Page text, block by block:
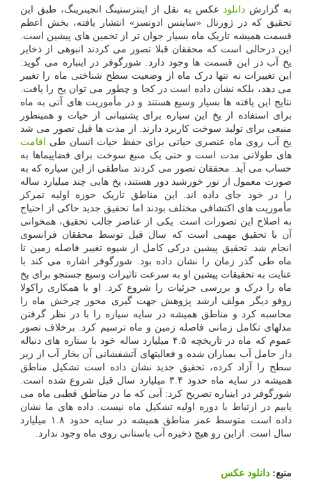
به گزارش دانلود عکس به نقل از اینترستینگ انجینرینگ، طبق این
تحقیق که در ژورنال «ساینس ادونسز» انتشار یافته، بخش اعظم
قسمت همیشه تاریک ماه بسیار جوان تر از تخمین های پیشین است.
این درحالی است که محققان قبلا تصور می کردند انبوهی از ذخایر
یخ آب در این قسمت ها وجود دارد. شورگوفر در اینباره می گوید:
این تغییرات نه تنها درک ماه از وضعیت سطح شناختی ماه را تغییر
می دهد، بلکه نشان داده است در کجا و چطور می توان یخ را یافت.
نتایج این یافته ها بسیار وسیع هستند و در مأموریت های آتی به ماه
برای استفاده از یخ این سیاره برای پشتیبانی از حیات و همینطور
منبعی برای تولید سوخت کاربرد دارند. از مدت ها قبل تصور می شد
یخ آب روی ماه عنصری حیاتی برای حفظ حیات انسان طی اقامت
های طولانی مدت است و حتی یک منبع سوخت برای فضاپیماها به
حساب می آید. محققان تصور می کردند مناطقی از این سیاره که به
صورت معمول از نور خورشید دور هستند، یخ هایی چند میلیارد ساله
را در خود جای داده اند. این مناطق تاریک حوزه اولیه تمرکز
مأموریت های اکتشافی مختلف بودند اما تحقیق جدید حاکی از احتیاج
به اصلاح این تصورات است. یکی از عناصر جالب تحقیق، همخوانی
آن با تحقیق مهمی است که سال قبل توسط محققان فرانسوی
انجام شد. تحقیق پیشین درکی کامل از شیوه تغییر فاصله زمین تا
ماه طی گذر زمان را نشان داده بود. شورگوفر اشاره می کند با
عنایت به تحقیقات پیشین او به سرعت تاثیرات وسیع جستجو برای یخ
ماه را درک و بررسی جزئیات را شروع کرد. او با همکاری راکولا
روفو دیگر مولف ارشد پژوهش جهت گیری محور چرخش ماه را
محاسبه کرد و مناطق همیشه در سایه سیاره را با در نظر گرفتن
مدلهای تکامل زمانی فاصله زمین و ماه ترسیم کرد. برخلاف تصور
عموم که ماه در تاریخچه ۴.۵ میلیارد ساله خود با ستاره های دنباله
دار حامل آب بمباران شده و فعالیتهای آتشفشانی آن بخار آب از زیر
سطح را آزاد کرده، تحقیق جدید نشان داده است تشکیل مناطق
همیشه در سایه ماه حدود ۳.۴ میلیارد سال قبل شروع شده است.
شورگوفر در اینباره تصریح کرد: آبی که ما در مناطق قطبی ماه می
یابیم در ارتباط با دوره اولیه تشکیل ماه نیست. داده های ما نشان
داده است متوسط عمر مناطق همیشه در سایه حدود ۱.۸ میلیارد
سال است. ازاین رو هیچ ذخیره آب باستانی روی ماه وجود ندارد.
منبع: دانلود عكس